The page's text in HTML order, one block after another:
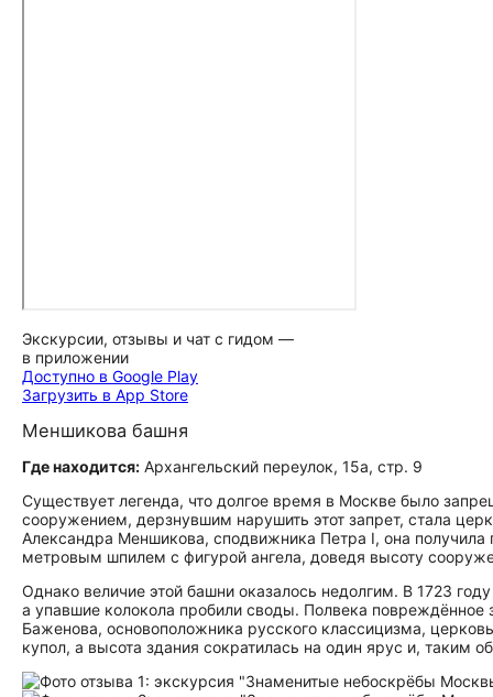
Экскурсии, отзывы и чат с гидом —
в приложении
Доступно в Google Play
Загрузить в App Store
Меншикова башня
Где находится: Архангельский переулок, 15а, стр. 9
Существует легенда, что долгое время в Москве было
сооружением, дерзнувшим нарушить этот запрет, стала
Александра Меншикова, сподвижника Петра I, она
метровым шпилем с фигурой ангела, доведя высоту
Однако величие этой башни оказалось недолгим. В 1723
а упавшие колокола пробили своды. Полвека повреждённое
Баженова, основоположника русского классицизма,
купол, а высота здания сократилась на один ярус и, таким